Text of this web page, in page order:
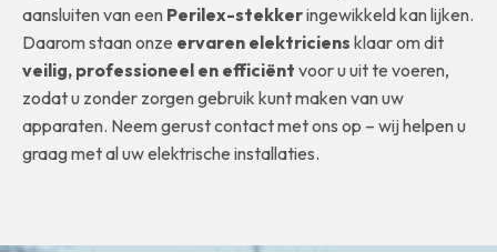
aansluiten van een Perilex-stekkeringewikkeld kan lijken.
Daarom staan onze ervaren elektriciens klaar om dit
veilig, professioneel en efficiënt voor u uit te voeren,
zodat u zonder zorgen gebruik kunt maken van uw
apparaten. Neem gerust contact met ons op – wij helpen u
graag met al uw elektrische installaties.